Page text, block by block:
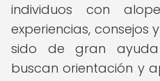
individuos con
experiencias, consejos
sido de gran
buscan orientación y